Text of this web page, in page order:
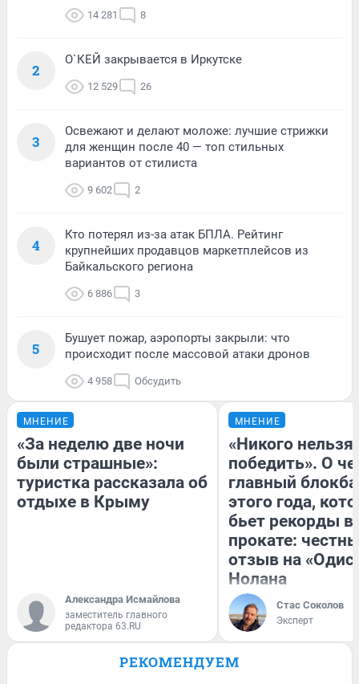
14 281 8
2
О`КЕЙ закрывается в Иркутске
12 529 26
3
Освежают и делают моложе: лучшие стрижки
для женщин после 40 — топ стильных
вариантов от стилиста
9 602 2
4
Кто потерял из-за атак БПЛА. Рейтинг
крупнейших продавцов маркетплейсов из
Байкальского региона
6 886 3
5
Бушует пожар, аэропорты закрыли: что
происходит после массовой атаки дронов
4 958 Обсудить
МНЕНИЕ
«За неделю две ночи
были страшные»:
туристка рассказала об
отдыхе в Крыму
Александра Исмайлова
заместитель главного
редактора 63.RU
МНЕНИЕ
«Никого нельзя
победить». О
главный
этого года,
бьет рекорды в
прокате:
отзыв на
Нолана
Стас Соколов
Эксперт
РЕКОМЕНДУЕМ